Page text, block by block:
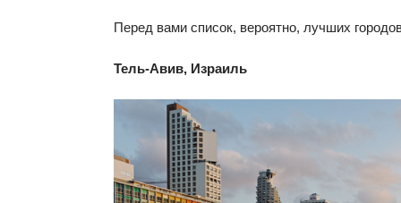
Перед вами список, вероятно, лучших
Тель-Авив, Израиль